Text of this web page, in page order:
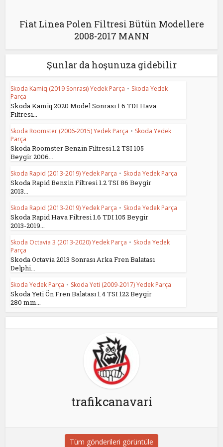
Fiat Linea Polen Filtresi Bütün Modellere
2008-2017 MANN
Şunlar da hoşunuza gidebilir
Skoda Kamiq (2019 Sonrası) Yedek Parça • Skoda Yedek
Parça
Skoda Kamiq 2020 Model Sonrası 1.6 TDI Hava
Filtresi...
Skoda Roomster (2006-2015) Yedek Parça • Skoda Yedek
Parça
Skoda Roomster Benzin Filtresi 1.2 TSI 105
Beygir 2006...
Skoda Rapid (2013-2019) Yedek Parça • Skoda Yedek Parça
Skoda Rapid Benzin Filtresi 1.2 TSI 86 Beygir
2013...
Skoda Rapid (2013-2019) Yedek Parça • Skoda Yedek Parça
Skoda Rapid Hava Filtresi 1.6 TDI 105 Beygir
2013-2019...
Skoda Octavia 3 (2013-2020) Yedek Parça • Skoda Yedek
Parça
Skoda Octavia 2013 Sonrası Arka Fren Balatası
Delphi...
Skoda Yedek Parça • Skoda Yeti (2009-2017) Yedek Parça
Skoda Yeti Ön Fren Balatası 1.4 TSI 122 Beygir
280 mm...
trafikcanavari
Tüm gönderileri görüntüle